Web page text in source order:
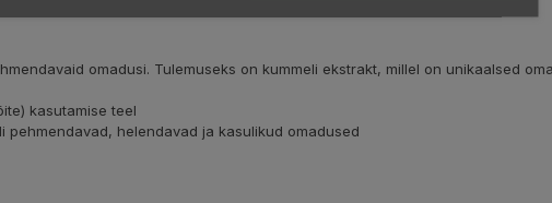
omadusi. Tulemuseks on kummeli ekstrakt, millel on unikaalsed
kasutamise teel
pehmendavad, helendavad ja kasulikud omadused